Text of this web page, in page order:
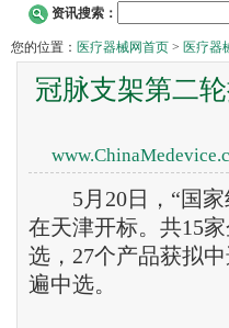
资讯搜索：
您的位置： 医疗器械网首页 > 医疗器
冠脉支架第二
5月20日，“国家
在天津开标。共15
选，27个产品获拟
遍中选。